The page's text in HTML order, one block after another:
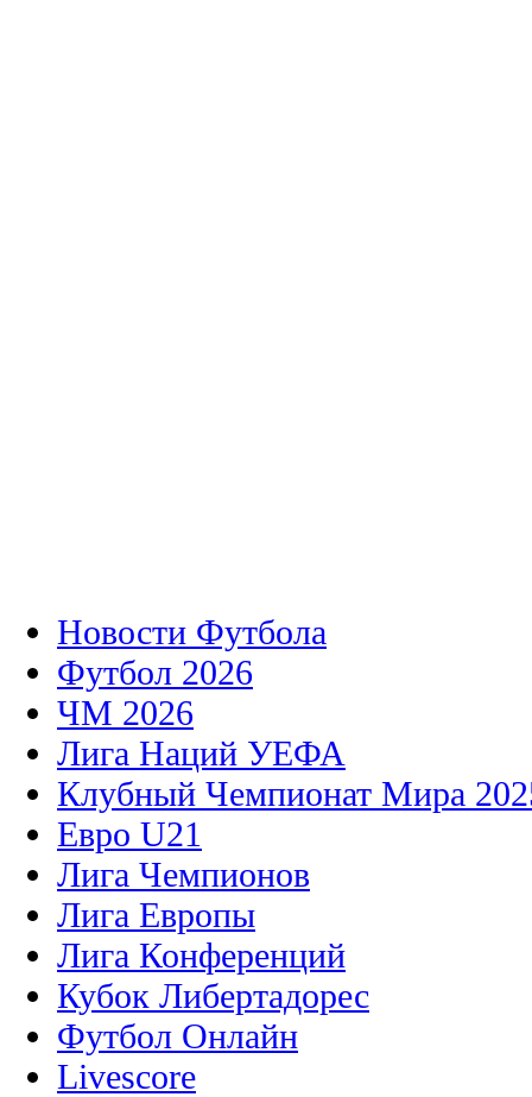
Новости Футбола
Футбол 2026
ЧМ 2026
Лига Наций УЕФА
Клубный Чемпионат Мира
Евро U21
Лига Чемпионов
Лига Европы
Лига Конференций
Кубок Либертадорес
Футбол Онлайн
Livescore